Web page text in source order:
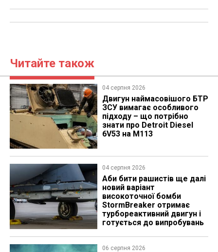
Читайте також
04 серпня 2026
​Двигун наймасовішого БТР
ЗСУ вимагає особливого
підходу – що потрібно
знати про Detroit Diesel
6V53 на M113
04 серпня 2026
Аби бити рашистів ще далі
новий варіант
високоточної бомби
StormBreaker отримає
турбореактивний двигун і
готується до випробувань
06 серпня 2026